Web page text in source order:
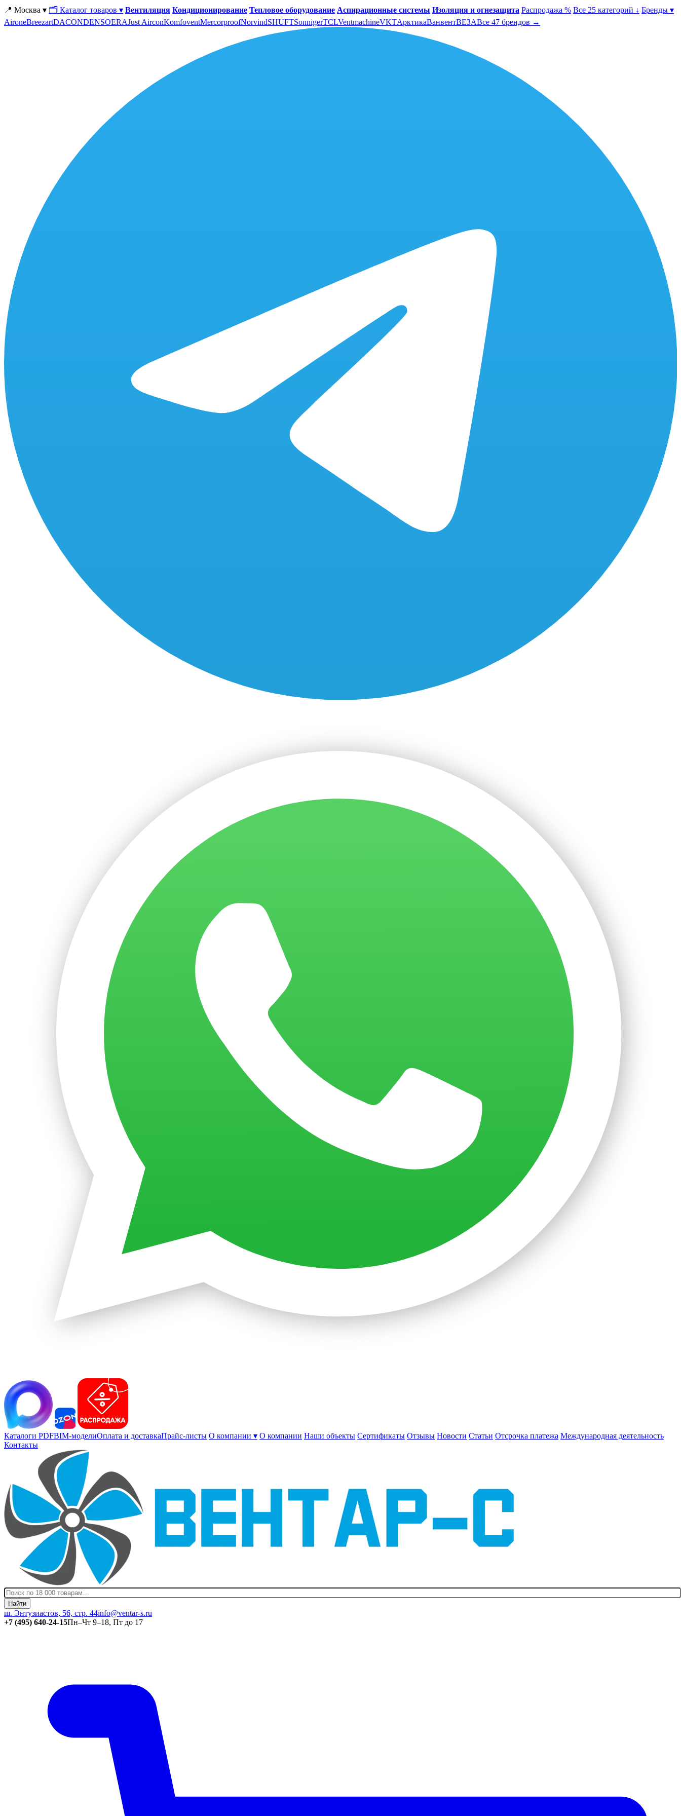
📍 Москва ▾ 🗂 Каталог товаров ▾ Вентиляция Кондиционирование Тепловое оборудование Аспирационные системы Изоляция и огнезащита Распродажа % Все 25 категорий ↓ Бренды ▾
AironeBreezartDACONDENSOERAJust AirconKomfoventMercorproofNorvindSHUFTSonnigerTCLVentmachineVKTАрктикаВанвентВЕЗАВсе 47 брендов →
Каталоги PDFBIM-моделиОплата и доставкаПрайс-листы О компании ▾ О компании Наши объекты Сертификаты Отзывы Новости Статьи Отсрочка платежа Международная деятельность
Контакты
Найти
ш. Энтузиастов, 56, стр. 44info@ventar-s.ru
+7 (495) 640-24-15Пн–Чт 9–18, Пт до 17